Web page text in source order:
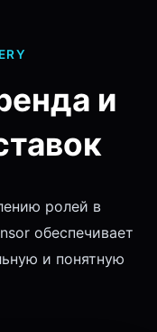
и
ролей в
обеспечивает
и понятную